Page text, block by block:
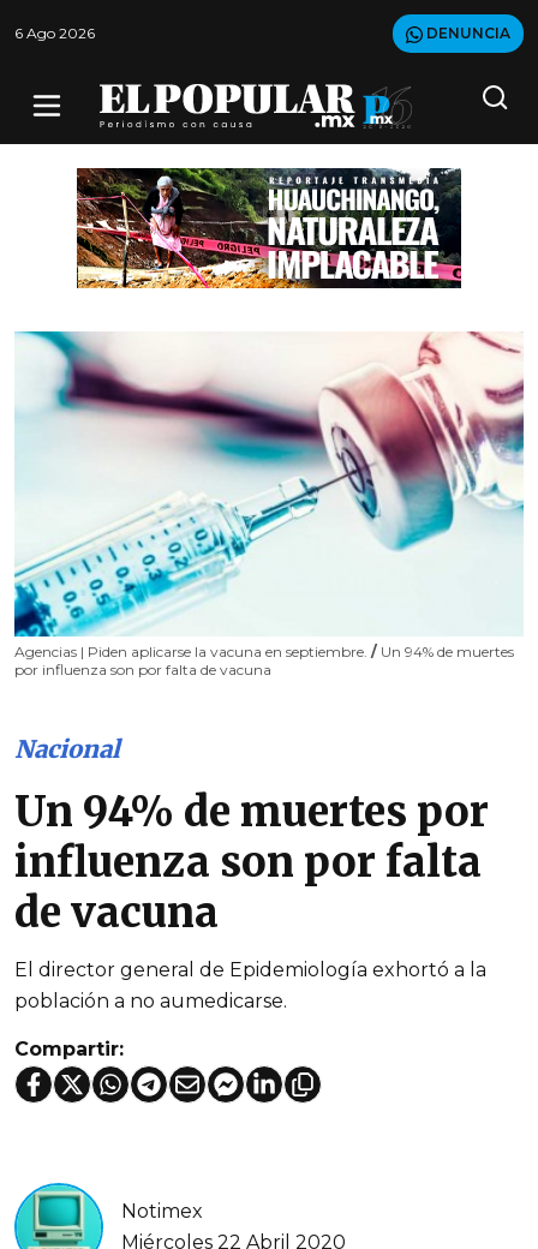
6 Ago 2026 DENUNCIA
Agencias | Piden aplicarse la vacuna en septiembre. / Un 94% de muertes
por influenza son por falta de vacuna
Nacional
Un 94% de muertes por
influenza son por falta
de vacuna
El director general de Epidemiología exhortó a la
población a no aumedicarse.
Compartir:
Notimex
Miércoles 22 Abril 2020